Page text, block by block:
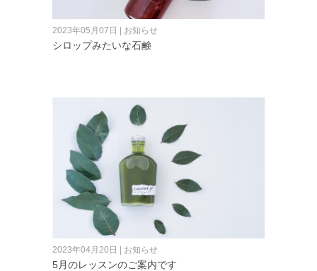
2023年05月07日 | お知らせ
シロップみたいな石鹸
2023年04月20日 | お知らせ
5月のレッスンのご案内です